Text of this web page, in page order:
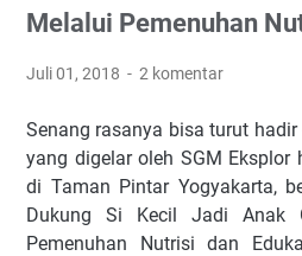
Melalui Pemenuhan
Juli 01, 2018 2 komentar
Senang rasanya bisa turut
yang digelar oleh SGM
di Taman Pintar Yogyakarta,
Dukung Si Kecil Jadi Anak
Pemenuhan Nutrisi dan